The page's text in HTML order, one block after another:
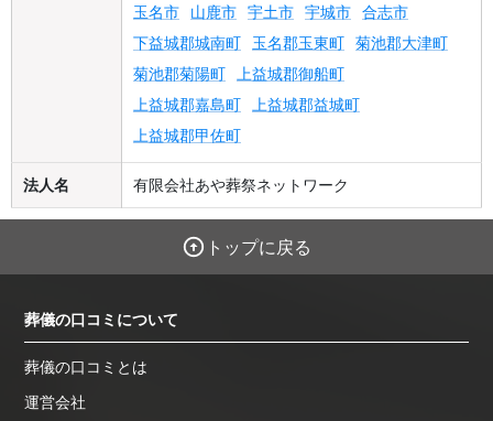
玉名市 山鹿市 宇土市 宇城市 合志市
下益城郡城南町 玉名郡玉東町 菊池郡大津町
菊池郡菊陽町 上益城郡御船町
上益城郡嘉島町 上益城郡益城町
上益城郡甲佐町
法人名 有限会社あや葬祭ネットワーク
トップに戻る
葬儀の口コミについて
葬儀の口コミとは
運営会社